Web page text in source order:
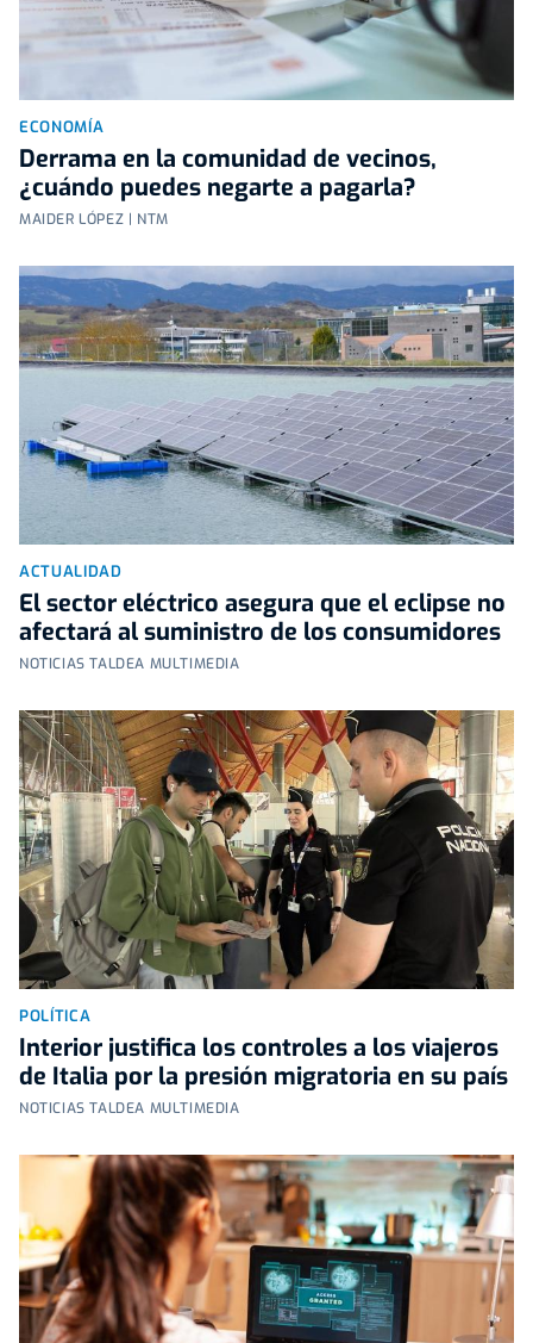
ECONOMÍA
Derrama en la comunidad de vecinos,
¿cuándo puedes negarte a pagarla?
MAIDER LÓPEZ | NTM
ACTUALIDAD
El sector eléctrico asegura que el eclipse no
afectará al suministro de los consumidores
NOTICIAS TALDEA MULTIMEDIA
POLÍTICA
Interior justifica los controles a los viajeros
de Italia por la presión migratoria en su país
NOTICIAS TALDEA MULTIMEDIA